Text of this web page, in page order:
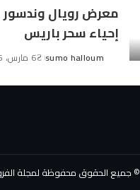
معرض رويال وندسور
إحياء سحر باريس
Posted
sumo halloum 6 مارس، 2025
© جميع الحقوق محفوظة لمجلة